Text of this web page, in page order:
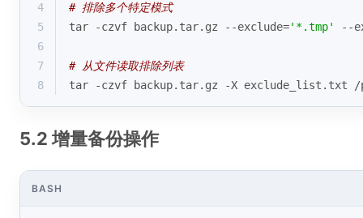
4
# 排除多个特定模式
5
tar -czvf backup.tar.gz --exclude='*.tmp'
--
6
7
# 从文件读取排除列表
8
tar -czvf backup.tar.gz -X exclude_list.txt
5.2 增量备份操作
BASH